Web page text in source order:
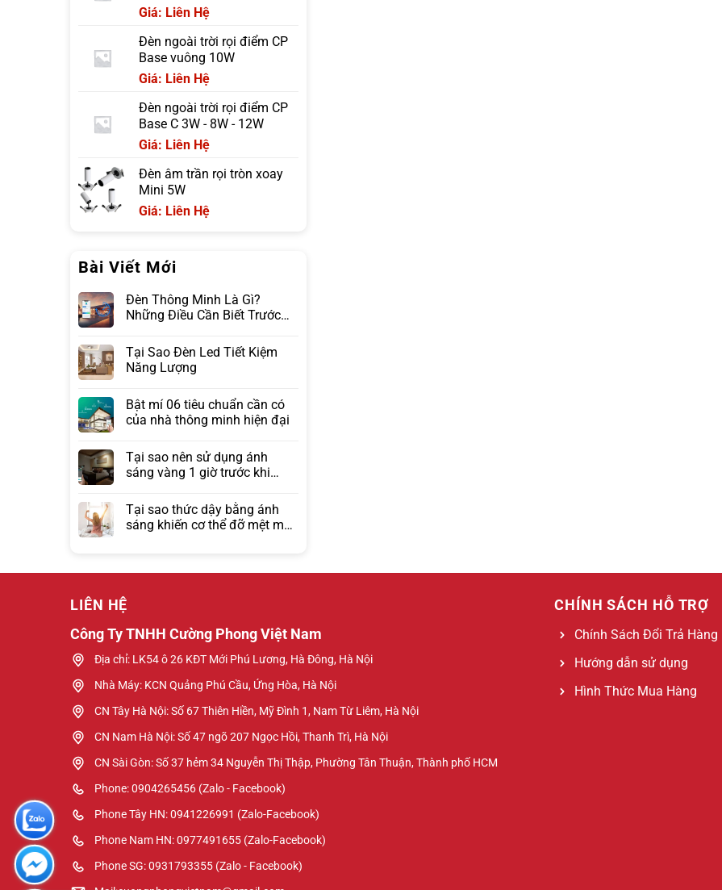
Giá: Liên Hệ
Đèn ngoài trời rọi điểm CP
Base vuông 10W
Giá: Liên Hệ
Đèn ngoài trời rọi điểm CP
Base C 3W - 8W - 12W
Giá: Liên Hệ
Đèn âm trần rọi tròn xoay
Mini 5W
Giá: Liên Hệ
Bài Viết Mới
Đèn Thông Minh Là Gì?
Những Điều Cần Biết Trước
Tại Sao Đèn Led Tiết Kiệm
Năng Lượng
Bật mí 06 tiêu chuẩn cần có
của nhà thông minh hiện đại
Tại sao nên sử dụng ánh
sáng vàng 1 giờ trước khi
Tại sao thức dậy bằng ánh
sáng khiến cơ thể đỡ mệt mỏi
LIÊN HỆ
Công Ty TNHH Cường Phong Việt Nam
Địa chỉ: LK54 ô 26 KĐT Mới Phú Lương, Hà Đông, Hà Nội
Nhà Máy: KCN Quảng Phú Cầu, Ứng Hòa, Hà Nội
CN Tây Hà Nội: Số 67 Thiên Hiền, Mỹ Đình 1, Nam Từ Liêm, Hà Nội
CN Nam Hà Nội: Số 47 ngõ 207 Ngọc Hồi, Thanh Trì, Hà Nội
CN Sài Gòn: Số 37 hẻm 34 Nguyễn Thị Thập, Phường Tân Thuận, Thành phố HCM
Phone: 0904265456 (Zalo - Facebook)
Phone Tây HN: 0941226991 (Zalo-Facebook)
Phone Nam HN: 0977491655 (Zalo-Facebook)
Phone SG: 0931793355 (Zalo - Facebook)
CHÍNH SÁCH HỖ TRỢ
Chính Sách Đổi Trả Hàng
Hướng dẫn sử dụng
Hình Thức Mua Hàng